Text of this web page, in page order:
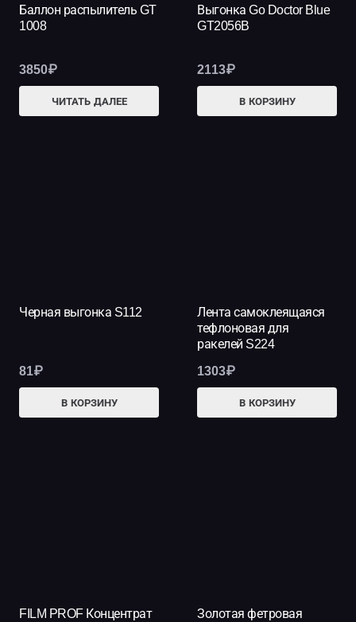
Баллон распылитель GT
1008
3850₽
ЧИТАТЬ ДАЛЕЕ
Выгонка Go Doctor Blue
GT2056B
2113₽
В КОРЗИНУ
Черная выгонка S112
81₽
В КОРЗИНУ
Лента самоклеящаяся
тефлоновая для
ракелей S224
1303₽
В КОРЗИНУ
FILM PROF Концентрат
Золотая фетровая